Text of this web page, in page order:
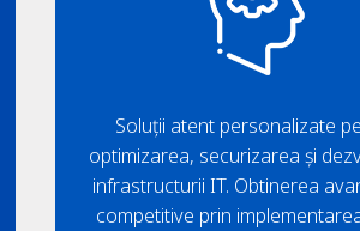
Soluții atent personalizate
optimizarea, securizarea și
infrastructurii IT. Obtinerea
competitive prin